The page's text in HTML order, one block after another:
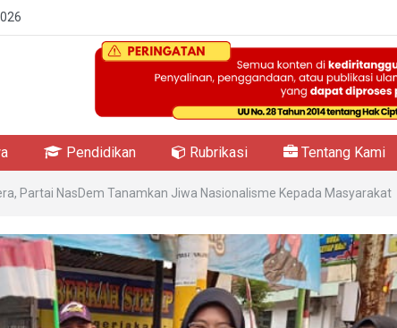
Pendidikan Rubrikasi Tentang Kami
Partai NasDem Tanamkan Jiwa Nasionalisme Kepada Masyarakat